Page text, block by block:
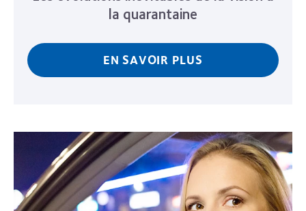
la quarantaine
EN SAVOIR PLUS